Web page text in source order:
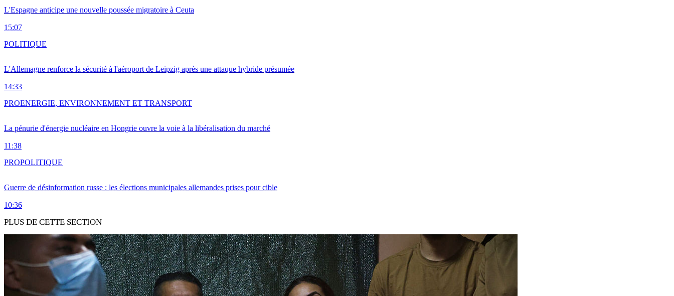
L'Espagne anticipe une nouvelle poussée migratoire à Ceuta
15:07
L'Allemagne renforce la sécurité à l'aéroport de Leipzig après une attaque hybride présumée
14:33
POLITIQUE
La pénurie d'énergie nucléaire en Hongrie ouvre la voie à la libéralisation du marché
11:38
PROENERGIE, ENVIRONNEMENT ET TRANSPORT
Guerre de désinformation russe : les élections municipales allemandes prises pour cible
10:36
PROPOLITIQUE
PLUS DE CETTE SECTION